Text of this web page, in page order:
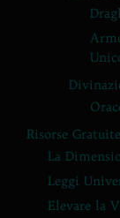
Risorse Gratuite
La
Leggi
Elevare la